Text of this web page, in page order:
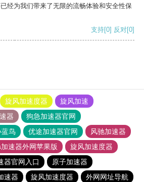
经为我们带来了无限的流畅体验和安全性保
支持[0] 反对[0]
旋风加速度器
旋风加速
器
狗急加速器官网
蓝鸟 优途加速器官网
风驰加速器
速器外网苹果版
旋风加速度器
器官网入口
原子加速器
速器 旋风加速度器
外网网址导航